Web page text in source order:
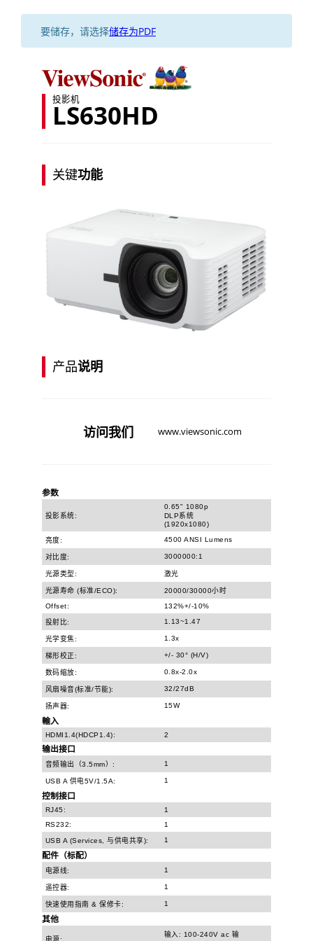
要储存，请选择储存为PDF
投影机
LS630HD
关键功能
产品说明
访问我们 www.viewsonic.com
参数
投影系统:
0.65" 1080p
DLP系统
(1920x1080)
亮度: 4500 ANSI Lumens
对比度: 3000000:1
光源类型: 激光
光源寿命 (标准/ECO):
20000/30000小时
Offset:
132%+/-10%
投射比: 1.13~1.47
光学变焦: 1.3x
梯形校正: +/- 30° (H/V)
数码缩放: 0.8x-2.0x
风扇噪音(标准/节能): 32/27dB
扬声器: 15W
輸入
HDMI1.4(HDCP1.4): 2
输出接口
音频输出（3.5mm）: 1
USB A 供电5V/1.5A: 1
控制接口
RJ45:
1
RS232:
1
USB A (Services, 与供电共享): 1
配件（标配）
电源线: 1
遥控器: 1
快速使用指南 & 保修卡: 1
其他
电源:
输入: 100-240V ac 输